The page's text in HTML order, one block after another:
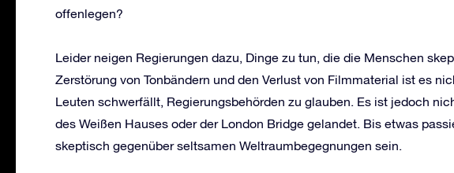
offenlegen?
Leider neigen Regierungen dazu, Dinge zu tun, die die Menschen
Zerstörung von Tonbändern und den Verlust von Filmmaterial ist es
Leuten schwerfällt, Regierungsbehörden zu glauben. Es ist jedoch
des Weißen Hauses oder der London Bridge gelandet. Bis etwas
skeptisch gegenüber seltsamen Weltraumbegegnungen sein.